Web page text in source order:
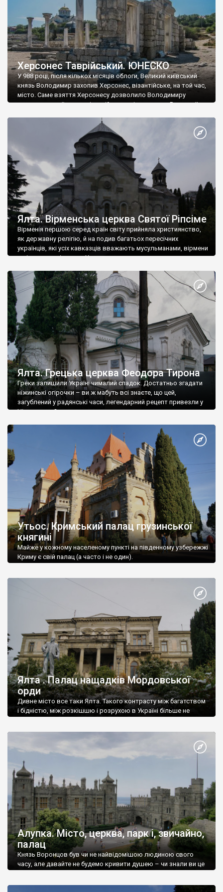
Херсонес Таврійський. ЮНЕСКО
У 988 році, після кількох місяців облоги, Великий київський
князь Володимир захопив Херсонес, візантійське, на той час,
місто. Саме взяття Херсонесу дозволило Володимиру
диктувати свої умови візантійському імператору Василю ІІ, та
Херсонесі Володимир-язичник, став Василем-християнином.
А потім було Хрещення Русі. На честь Херсонесу Таврійського
Ялта. Вірменська церква Святої Ріпсіме
Вірменія першою серед країн світу прийняла християнство,
як державну релігію, й на подив багатьох пересічних
українців, які усіх кавказців вважають мусульманами, вірмени
є відданими вірянами Христа
Ялта. Грецька церква Феодора Тирона
Греки залишили Україні чималий спадок. Достатньо згадати
ніжинські огірочки – ви ж мабуть всі знаєте, що цей,
загублений у радянські часи, легендарний рецепт привезли у
Ніжин греки?
Утьос. Кримський палац грузинської
княгині
Майже у кожному населеному пункті на південному узбережжі
Криму є свій палац (а часто і не один).
Ялта . Палац нащадків Мордовської
орди
Дивне місто все таки Ялта. Такого контрасту між багатством
і бідністю, між розкішшю і розрухою в Україні більше не
Алупка. Місто, церква, парк і, звичайно,
палац
Князь Воронцов був чи не найвідомішою людиною свого
часу, але давайте не будемо кривити душею – чи знали ви це